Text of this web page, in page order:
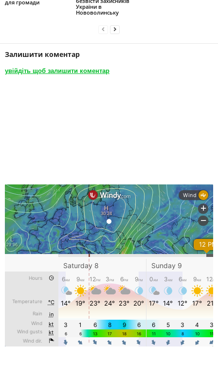
для громади
України в
Нововолинську
Залишити коментар
увійдіть щоб залишити коментар